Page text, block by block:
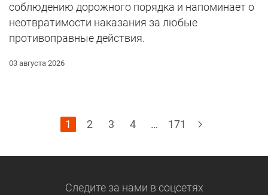
соблюдению дорожного порядка и напоминает о
неотвратимости наказания за любые
противоправные действия.
03 августа 2026
1 2 3 4 … 171
Следите за нами в соцсетях